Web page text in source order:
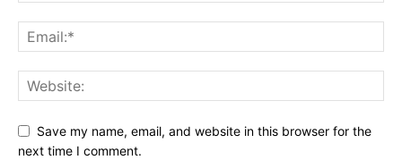
Save my name, email, and website in this browser for the
next time I comment.